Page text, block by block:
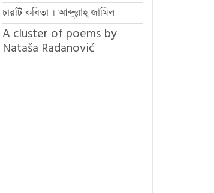
চারটি কবিতা । আব্দুল্লাহ্ জামিল
A cluster of poems by
Nataša Radanović